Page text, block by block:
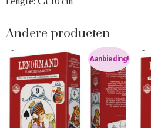
Andere producten
Aanbieding!